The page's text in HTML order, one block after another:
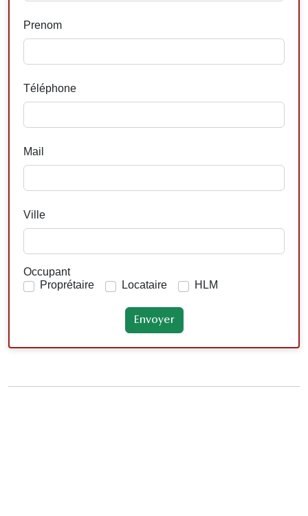
Prenom
Téléphone
Mail
Ville
Occupant
Proprétaire
Locataire HLM